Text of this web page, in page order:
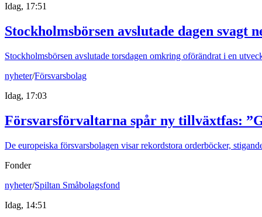
Idag, 17:51
Stockholmsbörsen avslutade dagen svagt
Stockholmsbörsen avslutade torsdagen omkring oförändrat i en
nyheter/Försvarsbolag
Idag, 17:03
Försvarsförvaltarna spår ny tillväxtfas:
De europeiska försvarsbolagen visar rekordstora orderböcker,
Fonder
nyheter/Spiltan Småbolagsfond
Idag, 14:51